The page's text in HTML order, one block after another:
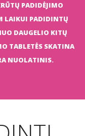
PADIDĖJIMO
LAIKUI PADIDINTŲ
DAUGELIO KITŲ
TABLETĖS SKATINA
NUOLATINIS.